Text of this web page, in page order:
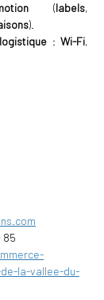
(labels
).
: Wi-Fi
85
la-vallee-du-